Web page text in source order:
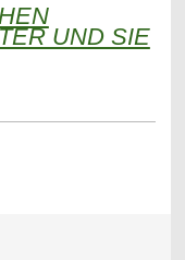
UND SIE